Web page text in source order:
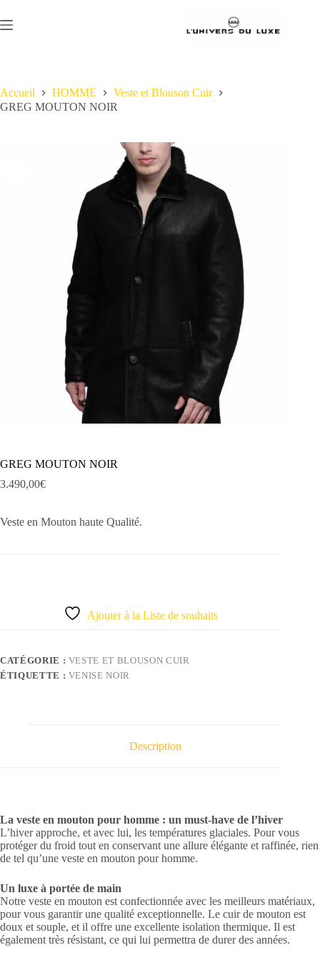
au
contenu
Accueil HOMME
Veste et Blouson Cuir
GREG MOUTON NOIR
GREG MOUTON NOIR
3.490,00€
Veste en Mouton haute Qualité.
Ajouter à la Liste de souhaits
CATÉGORIE : VESTE ET BLOUSON CUIR
ÉTIQUETTE : VENISE NOIR
Description
La veste en mouton pour homme : un must-have de l’hiver
L’hiver approche, et avec lui, les températures glaciales. Pour vous
protéger du froid tout en conservant une allure élégante et raffinée, rien
de tel qu’une veste en mouton pour homme.
Un luxe à portée de main
Notre veste en mouton est confectionnée avec les meilleurs matériaux,
pour vous garantir une qualité exceptionnelle. Le cuir de mouton est
doux et souple, et il offre une excellente isolation thermique. Il est
également très résistant, ce qui lui permettra de durer des années.